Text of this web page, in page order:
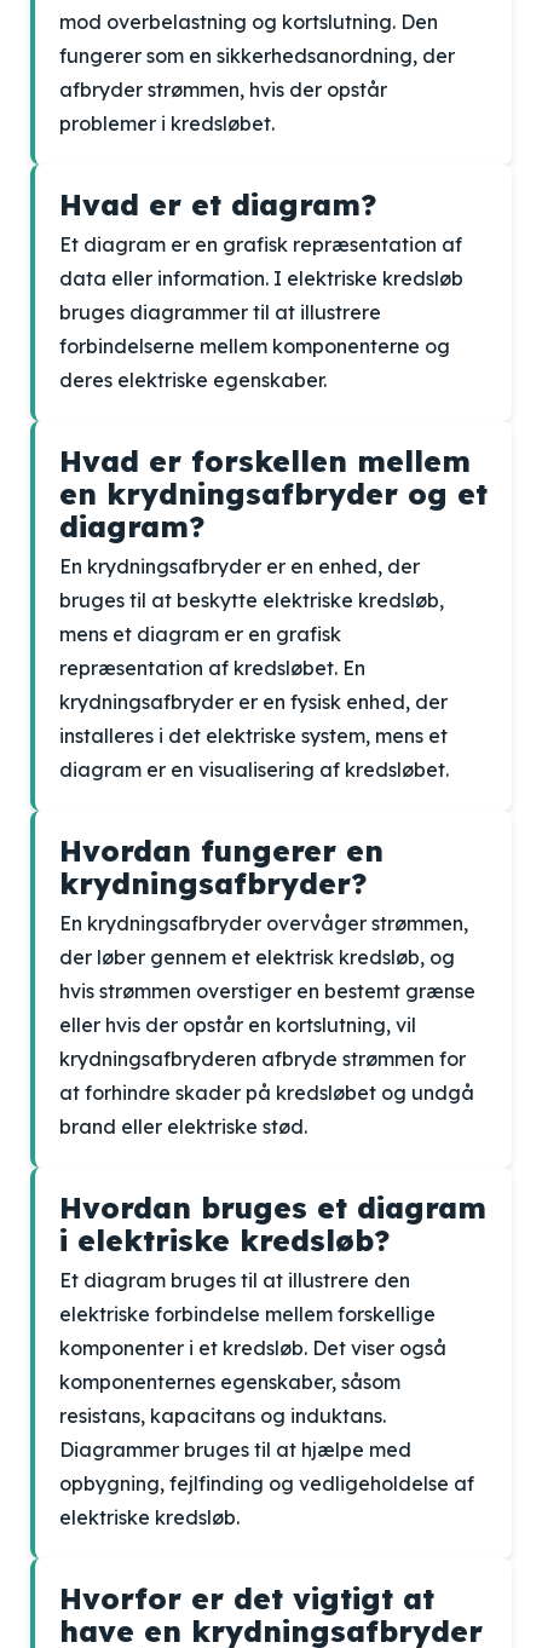
mod overbelastning og kortslutning. Den
fungerer som en sikkerhedsanordning, der
afbryder strømmen, hvis der opstår
problemer i kredsløbet.
Hvad er et diagram?
Et diagram er en grafisk repræsentation af
data eller information. I elektriske kredsløb
bruges diagrammer til at illustrere
forbindelserne mellem komponenterne og
deres elektriske egenskaber.
Hvad er forskellen mellem
en krydningsafbryder og et
diagram?
En krydningsafbryder er en enhed, der
bruges til at beskytte elektriske kredsløb,
mens et diagram er en grafisk
repræsentation af kredsløbet. En
krydningsafbryder er en fysisk enhed, der
installeres i det elektriske system, mens et
diagram er en visualisering af kredsløbet.
Hvordan fungerer en
krydningsafbryder?
En krydningsafbryder overvåger strømmen,
der løber gennem et elektrisk kredsløb, og
hvis strømmen overstiger en bestemt grænse
eller hvis der opstår en kortslutning, vil
krydningsafbryderen afbryde strømmen for
at forhindre skader på kredsløbet og undgå
brand eller elektriske stød.
Hvordan bruges et diagram
i elektriske kredsløb?
Et diagram bruges til at illustrere den
elektriske forbindelse mellem forskellige
komponenter i et kredsløb. Det viser også
komponenternes egenskaber, såsom
resistans, kapacitans og induktans.
Diagrammer bruges til at hjælpe med
opbygning, fejlfinding og vedligeholdelse af
elektriske kredsløb.
Hvorfor er det vigtigt at
have en krydningsafbryder